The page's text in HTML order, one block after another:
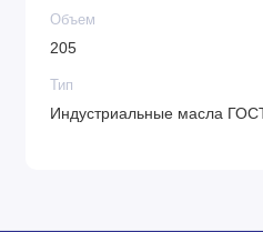
Объем
205
Тип
Индустриальные масла